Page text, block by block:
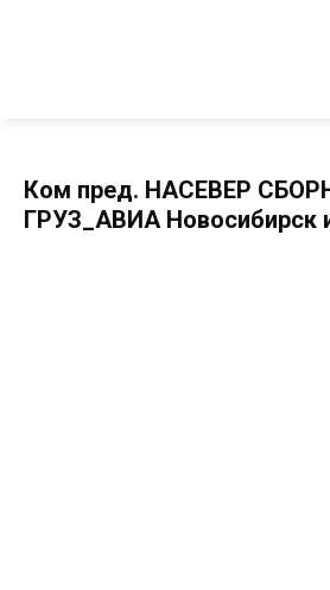
Ком пред. НАСЕВЕР
ГРУЗ_АВИА Новосибирск